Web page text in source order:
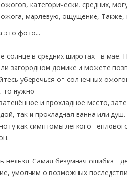
это фото...
солнце в средних широтах - в мае.
загородном домике и можете
уберечься от солнечных
то нужно
и прохладное место,
так и прохладная ванна или
как симптомы легкого
нельзя. Самая безумная ошибка -
умолчим о возможных